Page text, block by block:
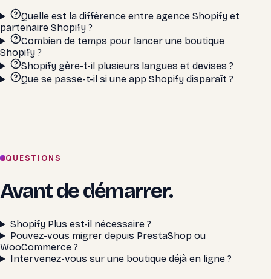
Quelle est la différence entre agence Shopify et
partenaire Shopify ?
Combien de temps pour lancer une boutique
Shopify ?
Shopify gère-t-il plusieurs langues et devises ?
Que se passe-t-il si une app Shopify disparaît ?
QUESTIONS
Avant de démarrer.
Shopify Plus est-il nécessaire ?
Pouvez-vous migrer depuis PrestaShop ou
WooCommerce ?
Intervenez-vous sur une boutique déjà en ligne ?